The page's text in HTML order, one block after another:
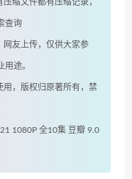
缩文件都有压缩记录，
查询
网友上传，仅供大家参
途。
用，版权归原著所有，禁
1080P 全10集 豆瓣 9.0